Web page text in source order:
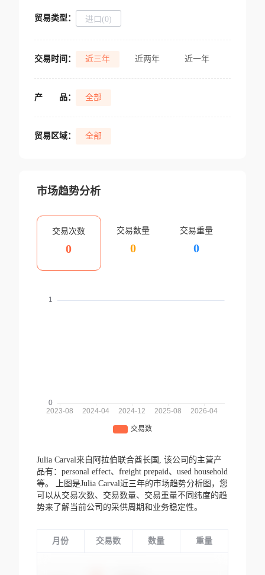
贸易类型： 进口(0)
交易时间： 近三年 近两年 近一年
产 品： 全部
贸易区域： 全部
市场趋势分析
交易次数
0
交易数量
0
交易重量
0
Julia Carval来自阿拉伯联合酋长国, 该公司的主营产
品有：personal effect、freight prepaid、used household
等。
上图是Julia Carval近三年的市场趋势分析图，您
可以从交易次数、交易数量、交易重量不同纬度的趋
势来了解当前公司的采供周期和业务稳定性。
月份 交易数 数量 重量